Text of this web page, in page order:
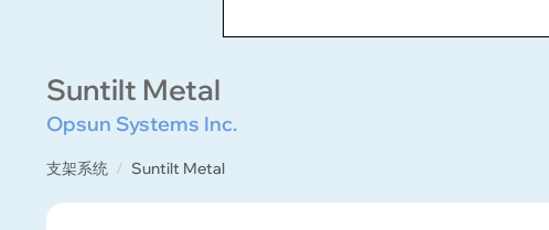
Suntilt Metal
Opsun Systems Inc.
支架系统 Suntilt Metal